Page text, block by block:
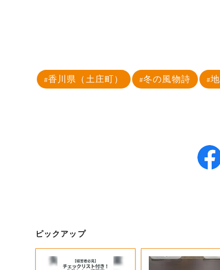
香川県（土庄町） 冬の風物詩
ピックアップ